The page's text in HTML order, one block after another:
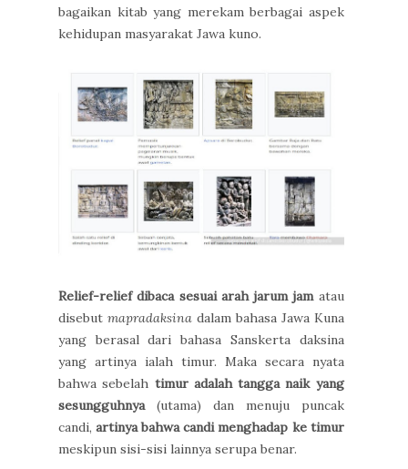
bagaikan kitab yang merekam berbagai aspek
kehidupan masyarakat Jawa kuno.
Relief-relief dibaca sesuai arah jarum jamatau
disebut mapradaksinadalam bahasa Jawa Kuna
yang berasal dari bahasa Sanskerta daksina
yang artinya ialah timur. Maka secara nyata
bahwa sebelah timur adalah tangga naik yang
sesungguhnya(utama) dan menuju puncak
candi,artinya bahwa candi menghadap ke timur
meskipun sisi-sisi lainnya serupa benar.